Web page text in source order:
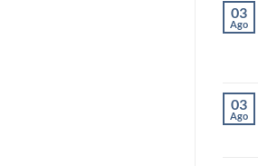
03
Ago
03
Ago